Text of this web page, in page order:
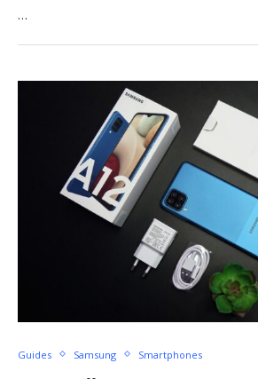
…
Guides Samsung Smartphones